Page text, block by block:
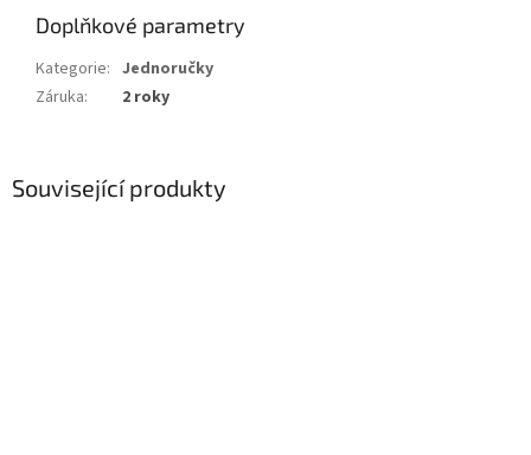
Související produkty
Doplňkové parametry
Kategorie: Jednoručky
Záruka: 2 roky